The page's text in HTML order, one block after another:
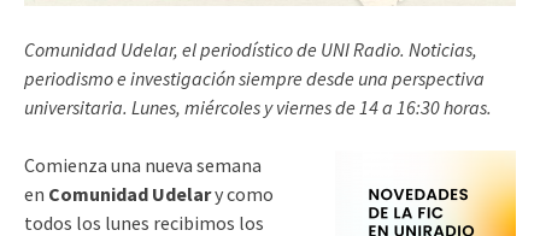
Comunidad Udelar, el periodístico de UNI Radio. Noticias,
periodismo e investigación siempre desde una perspectiva
universitaria. Lunes, miércoles y viernes de 14 a 16:30 horas.
Comienza una nueva semana
en Comunidad Udelary como
todos los lunes recibimos los